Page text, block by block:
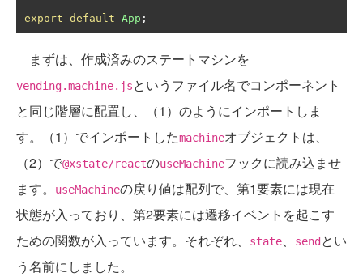
export default App ;
まずは、作成済みのステートマシンを
vending.machine.jsというファイル名でコンポーネント
と同じ階層に配置し、（1）のようにインポートしま
す。（1）でインポートしたmachineオブジェクトは、
（2）で@xstate/reactのuseMachineフックに読み込ませ
ます。
useMachineの戻り値は配列で、第1要素には現在
状態が入っており、第2要素には遷移イベントを起こす
ための関数が入っています。それぞれ、
state、 send とい
う名前にしました。